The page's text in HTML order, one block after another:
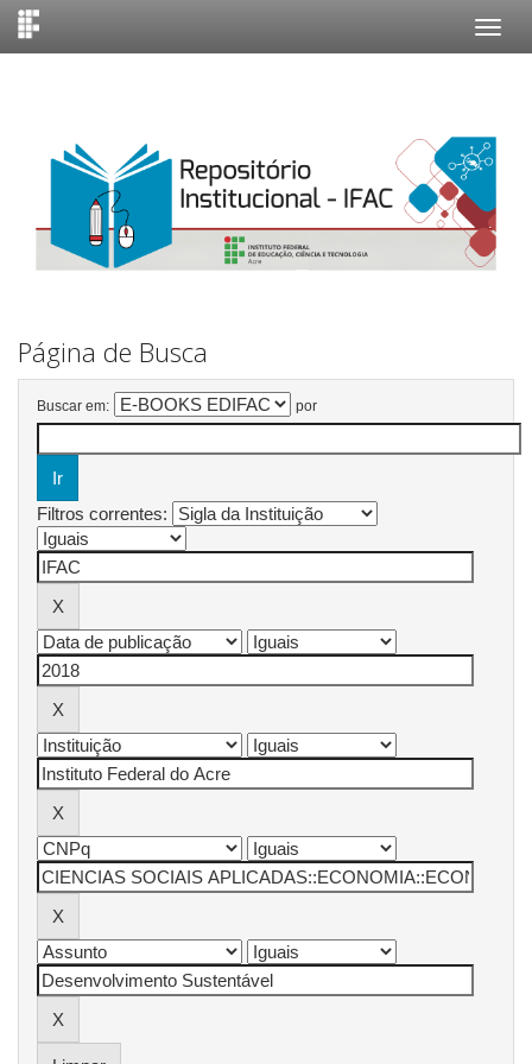
Página de Busca
Buscar em: por
Filtros correntes: